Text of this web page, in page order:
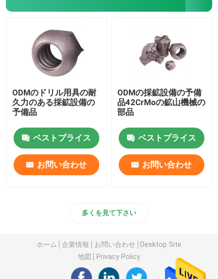
ODMのドリル用具の耐
久力のある採鉱設備の
予備品
ベストプライス
お問い合わせ
ODMの採鉱設備の予備
品42CrMoの鉱山機械の
部品
ベストプライス
お問い合わせ
多くを見て下さい
ホーム 企業情報 お問い合わせ
Desktop Site
地図
Privacy Policy